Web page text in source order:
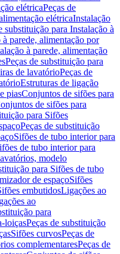
elétricaPeças de
elétricaInstalação
substituição para Instalação à
à parede, alimentação por
à parede, alimentação
Peças de substituição para
de lavatórioPeças de
Estruturas de ligação
piasConjuntos de sifões para
de sifões para
para Sifões
Peças de substituição
Sifões de tubo interior para
de tubo interior para
modelo
para Sifões de tubo
de espaçoSifões
embutidosLigações ao
ao
para
loiçasPeças de substituição
Sifões curvosPeças de
complementaresPeças de